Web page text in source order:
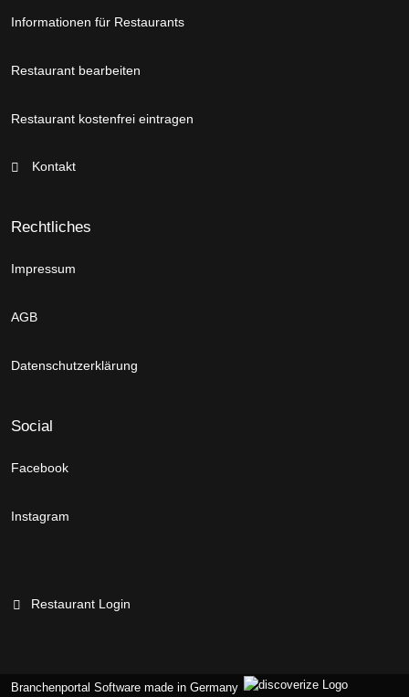
Informationen für Restaurants
Restaurant bearbeiten
Restaurant kostenfrei eintragen
Kontakt
Rechtliches
Impressum
AGB
Datenschutzerklärung
Social
Facebook
Instagram
Restaurant Login
Branchenportal Software made in Germany